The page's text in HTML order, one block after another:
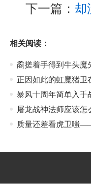
下一篇： 却
相关阅读：
矞搓着手得到牛头魔
正因如此的虹魔猪卫
暴风十周年简单入手
屠龙战神法师应该怎
质量还差看虎卫嗤